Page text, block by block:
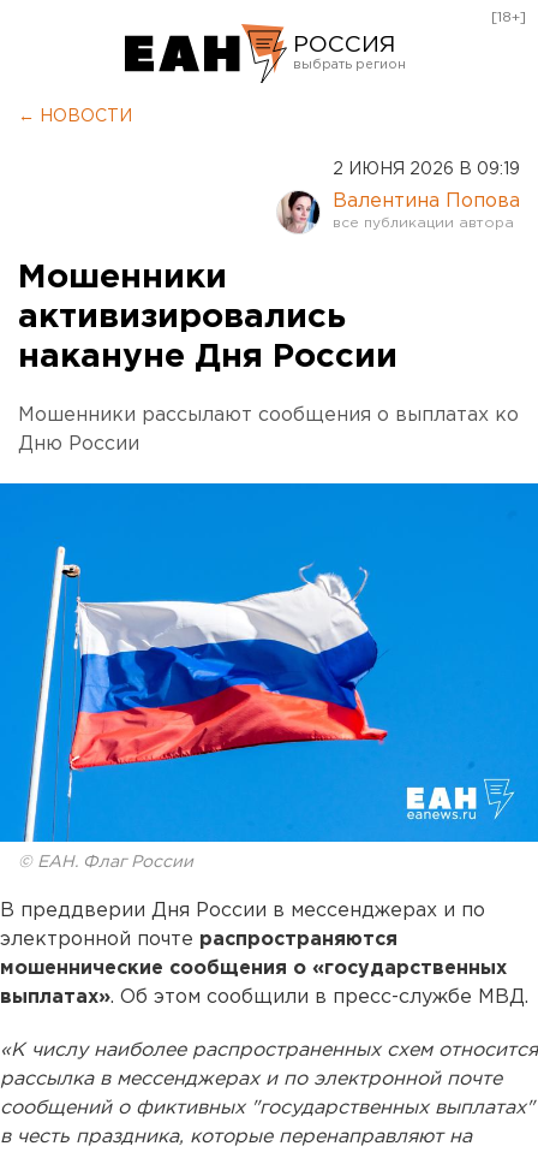
РОССИЯ
Курган
Оренбург
[18+]
← НОВОСТИ
2 ИЮНЯ 2026 В 09:19
Валентина Попова
Мошенники
активизировались
накануне Дня России
Мошенники рассылают сообщения о выплатах ко
Дню России
© ЕАН. Флаг России
В преддверии Дня России в мессенджерах и по
электронной почте распространяются
мошеннические сообщения о «государственных
выплатах». Об этом сообщили в пресс-службе МВД.
«К числу наиболее распространенных схем относится
рассылка в мессенджерах и по электронной почте
сообщений о фиктивных "государственных выплатах"
в честь праздника, которые перенаправляют на